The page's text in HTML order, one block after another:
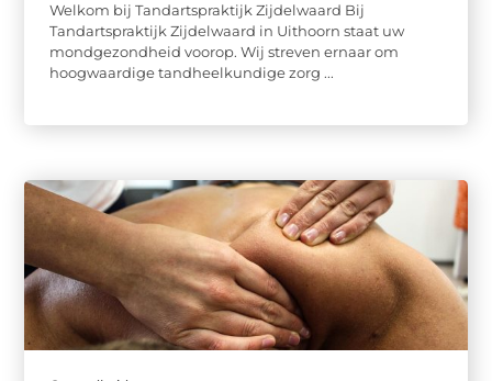
Welkom bij Tandartspraktijk Zijdelwaard Bij
Tandartspraktijk Zijdelwaard in Uithoorn staat uw
mondgezondheid voorop. Wij streven ernaar om
hoogwaardige tandheelkundige zorg ...